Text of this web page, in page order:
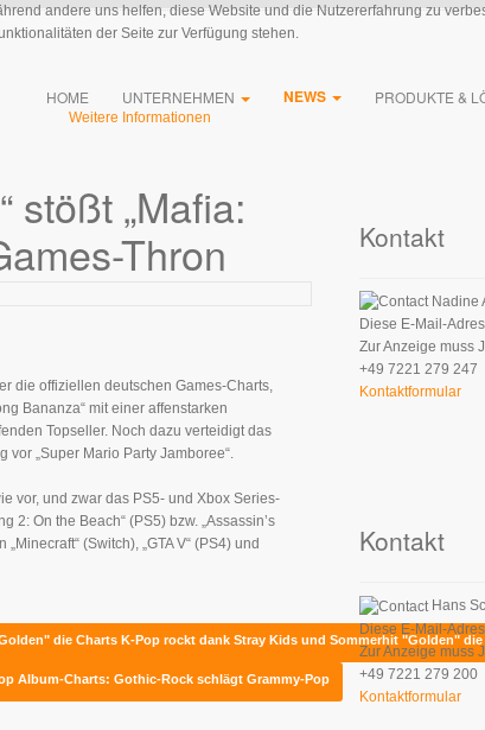
HOME UNTERNEHMEN NEWS PRODUKTE &
stößt „Mafia:
Thron
die offiziellen deutschen Games-Charts,
Bananza“ mit einer affenstarken
Topseller. Noch dazu verteidigt das
vor „Super Mario Party Jamboree“.
vor, und zwar das PS5- und Xbox Series-
2: On the Beach“ (PS5) bzw. „Assassin’s
(Switch), „GTA V“ (PS4) und
die Charts K-Pop rockt dank Stray Kids und Sommerhit "Golden" die
Album-Charts: Gothic-Rock schlägt Grammy-Pop
Kontakt
Nadine
Diese E-Mail-
Zur Anzeige muss
+49 7221 279 247
Kontaktformular
Kontakt
Hans
Diese E-Mail-
Zur Anzeige muss
+49 7221 279 200
Kontaktformular
andere uns helfen, diese Website und die Nutzererfahrung zu
der Seite zur Verfügung stehen.
Weitere Informationen